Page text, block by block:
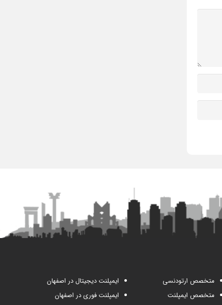
متخصص ارتودنسی
متخصص ایمپلنت
ایمپلنت دیجیتال در اصفهان
ایمپلنت فوری در اصفهان